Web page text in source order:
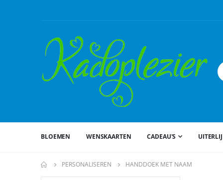
BLOEMEN WENSKAARTEN CADEAU'S
PERSONALISEREN HANDDOEK MET NAAM